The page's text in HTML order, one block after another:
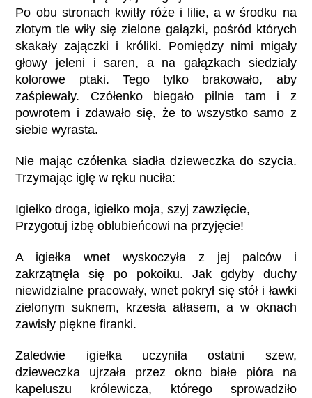
Po obu stronach kwitły róże i lilie, a w środku na
złotym tle wiły się zielone gałązki, pośród których
skakały zajączki i króliki. Pomiędzy nimi migały
głowy jeleni i saren, a na gałązkach siedziały
kolorowe ptaki. Tego tylko brakowało, aby
zaśpiewały. Czółenko biegało pilnie tam i z
powrotem i zdawało się, że to wszystko samo z
siebie wyrasta.
Nie mając czółenka siadła dzieweczka do szycia.
Trzymając igłę w ręku nuciła:
Igiełko droga, igiełko moja, szyj zawzięcie,
Przygotuj izbę oblubieńcowi na przyjęcie!
A igiełka wnet wyskoczyła z jej palców i
zakrzątnęła się po pokoiku. Jak gdyby duchy
niewidzialne pracowały, wnet pokrył się stół i ławki
zielonym suknem, krzesła atłasem, a w oknach
zawisły piękne firanki.
Zaledwie igiełka uczyniła ostatni szew,
dzieweczka ujrzała przez okno białe pióra na
kapeluszu królewicza, którego sprowadziło